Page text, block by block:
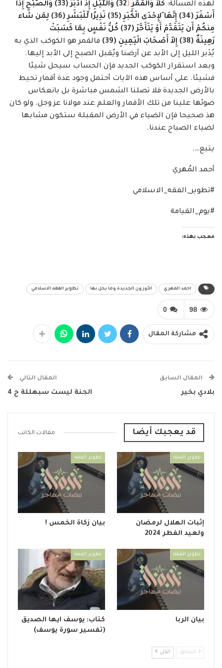
لهذه المسألة: كَلاّ وَالْقَمَرِ(
32
) وَاللَّيْلِ إِذْ أَدْبَرَ(
33
) وَالصُّبْحِ إِذَا
أَسْفَرَ(
34
) إِنَّهَا َلإِحْدَى الْكُبَرِ(
35
) نَذِيرًا لِّلْبَشَرِ(
36
) لِمَن شَاء
مِنكُمْ أَن يَتَقَدَّمَ أَوْ يَتَأَخَّرَ(
37
) كُلُّ نَفْسٍ بِمَا كَسَبَتْ
رَهِينَةٌ (
38
) إِلاّ أَصْحَابَ الْيَمِينِ (
39
) فالقمر هو الكوكب الذي به
يُدْبر الليل إلى الأبد عن أرضنا ويُقبل الصبح إلى الأبد إليها.
وبعد استقرار الكوكب الجديد فإن الحساب سيحل شيئا
فشيئا. على أساس هذه الآيات أحتمل وجود عدة أقمار تحيط
بالأرض الجديدة فلا تصلنا الشمس مباشرة بل بانعكاس
ضوئها علينا من تلك الأقمار والعلم عند مولانا عز وجل. ولو كان
هذ صحيحا فإن الضياء في الأرض المقبلة ستكون مشابها
لضياء الصباح عندنا.
يتبع….
أحمد المُهري
#تطوير_الفقه_الاسلامي
#يوم_القيامة
معجب بهذه:
احمد المهري الأوزون الجديدة وما يحل بها تطوير الفقه الاسلامي
0 98
مشاركة المقال
المقال السابق
بلادي بخير
المقال التالي
الجنة ليست سبهللة ح 4
قد يعجبك أيضا مقالات الكاتب
تطوير الفقه
إثبات الهلال لرمضان
ولعيد الفطر 2024
تطوير الفقه
بيان زكاة الخمس !
تطوير الفقه
بيان الربا
تطوير الفقه
كتاب: يوسف ايها الصديق
(تفسير سورة يوسف)
السابق التالي